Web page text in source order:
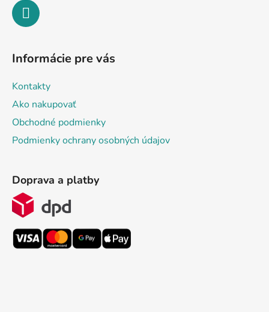
Informácie pre vás
Kontakty
Ako nakupovať
Obchodné podmienky
Podmienky ochrany osobných údajov
Doprava a platby